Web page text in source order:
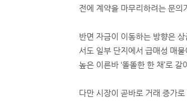
전에 계약을 마무리하려는 문의
반면 자금이 이동하는 방향은
서도 일부 단지에서 급매성 매
높은 이른바 ‘똘똘한 한 채’로
다만 시장이 곧바로 거래 증가